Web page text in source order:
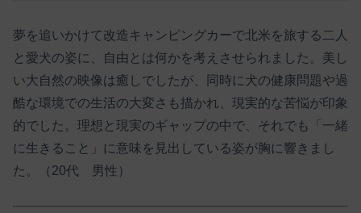
夢を追いかけて改造キャンピングカーで北米を旅する二人
と愛犬の姿に、自由とは何かを考えさせられました。美し
い大自然の映像は癒しでしたが、同時に犬の健康問題や過
酷な環境での生活の大変さも描かれ、現実的な苦悩が印象
的でした。理想と現実のギャップの中で、それでも「一緒
に生きること」に意味を見出している姿が胸に響きまし
た。（20代 男性）